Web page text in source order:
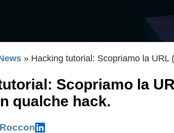
» Hacking tutorial: Scopriamo la
Scopriamo la
qualche hack.